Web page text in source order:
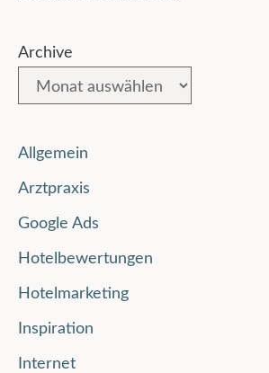
Archive
Allgemein
Arztpraxis
Google Ads
Hotelbewertungen
Hotelmarketing
Inspiration
Internet